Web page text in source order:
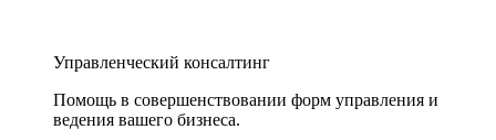
Управленческий консалтинг
Помощь в совершенствовании форм управления и
ведения вашего бизнеса.